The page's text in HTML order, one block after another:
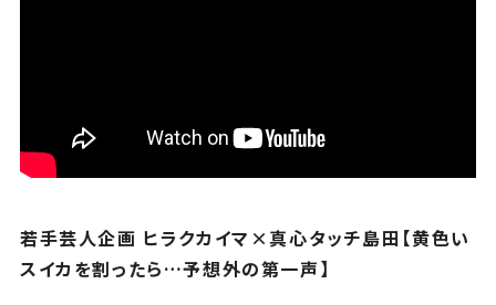
若手芸人企画 ヒラクカイマ×真心タッチ島田【黄色い
スイカを割ったら…予想外の第一声】